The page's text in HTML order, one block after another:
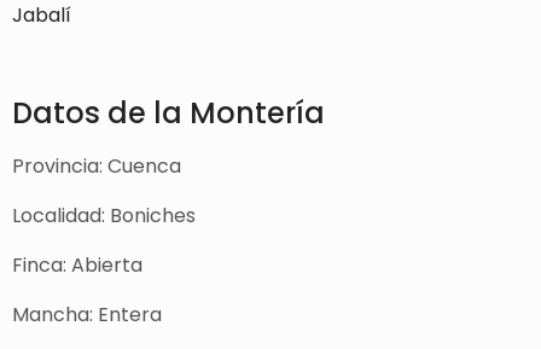
Jabalí
Datos de la Montería
Provincia: Cuenca
Localidad: Boniches
Finca: Abierta
Mancha: Entera